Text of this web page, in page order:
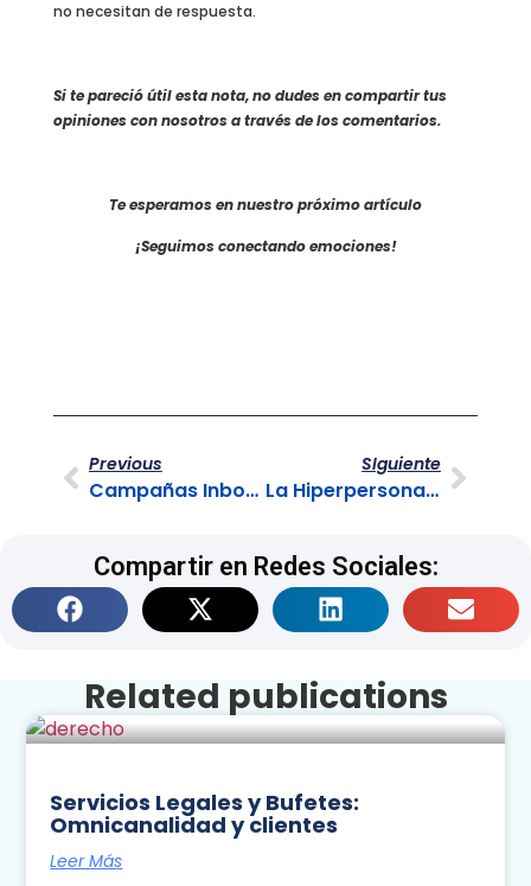
no necesitan de respuesta.
Si te pareció útil esta nota, no dudes en compartir tus
opiniones con nosotros a través de los comentarios.
Te esperamos en nuestro próximo artículo
¡Seguimos conectando emociones!
Previous
Campañas Inbound y Outbound Call Center
SIguiente
La Hiperpersonalización y la experiencia del cliente
Compartir en Redes Sociales:
Related publications
Servicios Legales y Bufetes:
Omnicanalidad y clientes
Leer Más